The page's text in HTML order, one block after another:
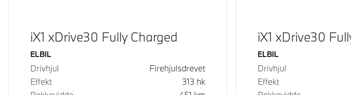
iX1 xDrive30 Fully Charged
Drivstoff
ELBIL
Drivhjul
Firehjulsdrevet
Effekt
313 hk
iX1 xDrive30
Drivstoff
ELBIL
Drivhjul
Effekt